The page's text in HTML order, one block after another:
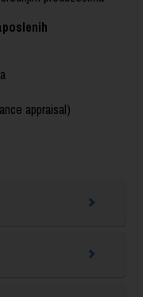
appraisal)